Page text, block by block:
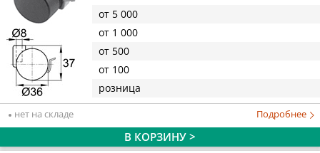
от 5 000
от 1 000
от 500
от 100
розница
нет на складе Подробнее
В КОРЗИНУ >